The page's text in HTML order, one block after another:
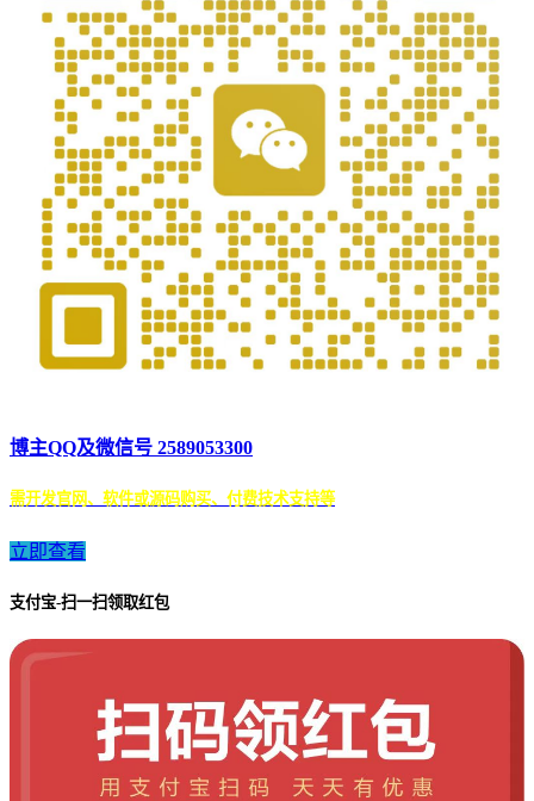
博主QQ及微信号 2589053300
需开发官网、软件或源码购买、付费技术支持等
立即查看
支付宝-扫一扫领取红包